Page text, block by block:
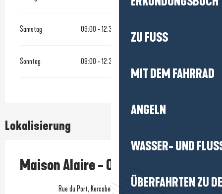
ZU FUSS
MIT DEM FAHRRAD
ANGELN
WASSER- UND
ÜBERFAHRTEN ZU
Samstag 09:00 - 12:30
Sonntag 09:00 - 12:30
Lokalisierung
Maison Alaire - Ostréiculteur
Rue du Port, Kercabellec, 44420 Mesquer